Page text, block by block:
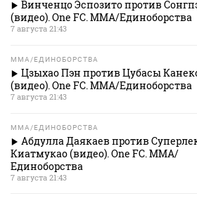
Винченцо Эспозито против
(видео). One FC. MMA/Единоборства
7 августа 21:43
MMA/ЕДИНОБОРСТВА
Цзыхао Пэн против Цубасы
(видео). One FC. MMA/Единоборства
7 августа 21:43
MMA/ЕДИНОБОРСТВА
Абдулла Даякаев против
Киатмукао (видео). One FC. MMA/
Единоборства
7 августа 21:43